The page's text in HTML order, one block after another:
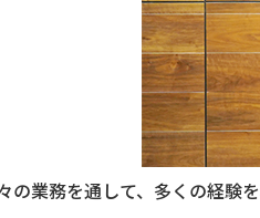
の業務を通して、多くの経験